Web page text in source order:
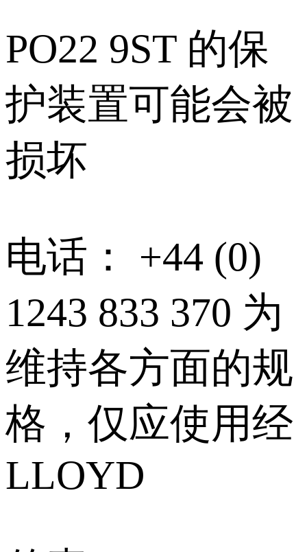
PO22 9ST 的保
护装置可能会被
损坏
电话： +44 (0)
1243 833 370 为
维持各方面的规
格，仅应使用经
LLOYD